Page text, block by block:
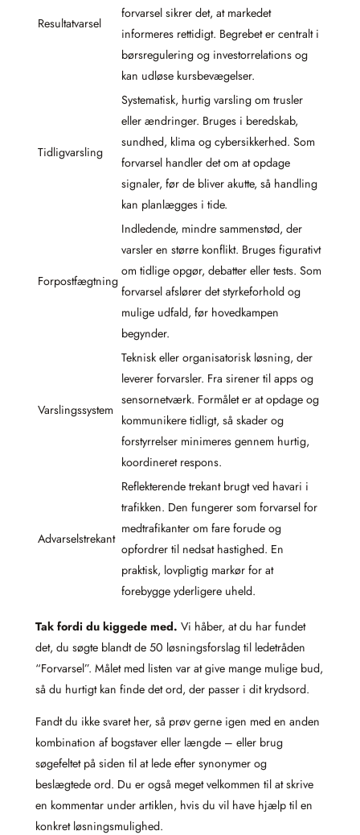
Resultatvarsel
forvarsel sikrer det, at markedet
informeres rettidigt. Begrebet er centralt i
børsregulering og investorrelations og
kan udløse kursbevægelser.
Tidligvarsling
Systematisk, hurtig varsling om trusler
eller ændringer. Bruges i beredskab,
sundhed, klima og cybersikkerhed. Som
forvarsel handler det om at opdage
signaler, før de bliver akutte, så handling
kan planlægges i tide.
Forpostfægtning
Indledende, mindre sammenstød, der
varsler en større konflikt. Bruges figurativt
om tidlige opgør, debatter eller tests. Som
forvarsel afslører det styrkeforhold og
mulige udfald, før hovedkampen
begynder.
Varslingssystem
Teknisk eller organisatorisk løsning, der
leverer forvarsler. Fra sirener til apps og
sensornetværk. Formålet er at opdage og
kommunikere tidligt, så skader og
forstyrrelser minimeres gennem hurtig,
koordineret respons.
Advarselstrekant
Reflekterende trekant brugt ved havari i
trafikken. Den fungerer som forvarsel for
medtrafikanter om fare forude og
opfordrer til nedsat hastighed. En
praktisk, lovpligtig markør for at
forebygge yderligere uheld.
Tak fordi du kiggede med. Vi håber, at du har fundet
det, du søgte blandt de 50 løsningsforslag til ledetråden
“Forvarsel”. Målet med listen var at give mange mulige bud,
så du hurtigt kan finde det ord, der passer i dit krydsord.
Fandt du ikke svaret her, så prøv gerne igen med en anden
kombination af bogstaver eller længde – eller brug
søgefeltet på siden til at lede efter synonymer og
beslægtede ord. Du er også meget velkommen til at skrive
en kommentar under artiklen, hvis du vil have hjælp til en
konkret løsningsmulighed.